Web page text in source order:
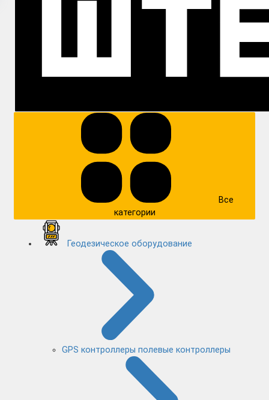
Все
категории
Геодезическое оборудование
GPS контроллеры полевые контроллеры